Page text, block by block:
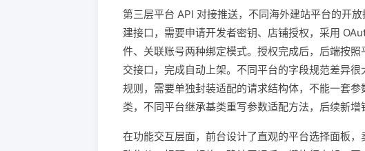
第三层平台 API 对接推送，不同海外建站平台的开
建接口，需要申请开发者密钥、店铺授权，采用
件、关联账号两种绑定模式。授权完成后，后端按
交接口，完成自动上架。不同平台的字段规范差异
规则，需要单独封装适配的请求结构体，不能一套
类，不同平台继承基类重写参数适配方法，后续新
在功能交互层面，前台设计了直观的平台选择面板